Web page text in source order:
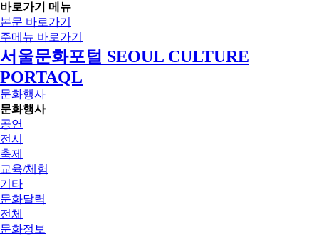
바로가기 메뉴
본문 바로가기
주메뉴 바로가기
서울문화포털 SEOUL CULTURE
PORTAQL
문화행사
문화행사
공연
전시
축제
교육/체험
기타
문화달력
전체
문화정보